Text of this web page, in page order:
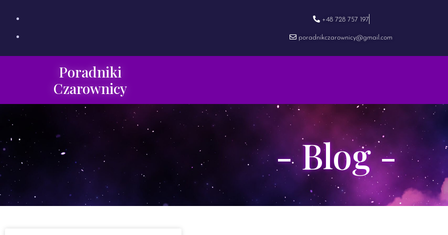
+48 728 757 197
poradnikczarownicy@gmail.com
Poradniki
Czarownicy
- Blog -